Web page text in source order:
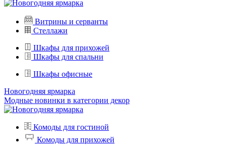
Витрины и серванты
Стеллажи
Шкафы для прихожей
Шкафы для спальни
Шкафы офисные
Новогодняя ярмарка
Модные новинки в категории декор
Комоды для гостиной
Комоды для прихожей